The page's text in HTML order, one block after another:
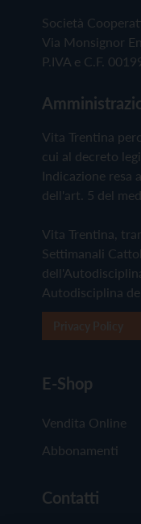
Società
Via Monsignor
P.IVA e C.F.
Vita Trentina
cui al decreto
Indicazione resa
dell'art. 5 del
Vita Trentina,
Settimanali
Autodisciplina
E-Shop
Vendita Online
Abbonamenti
Contatti